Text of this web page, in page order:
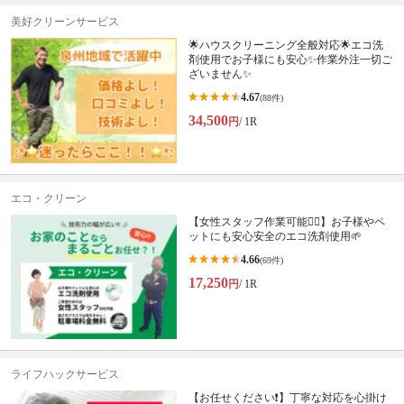
美好クリーンサービス
🌟ハウスクリーニング全般対応🌟エコ洗
剤使用でお子様にも安心✨作業外注一切ご
ざいません✨
4.67(88件)
34,500円/ 1R
エコ・クリーン
【女性スタッフ作業可能🙆‍♀️】お子様やペ
ットにも安心安全のエコ洗剤使用🌱
4.66(69件)
17,250円/ 1R
ライフハックサービス
【お任せください❗️】丁寧な対応を心掛け